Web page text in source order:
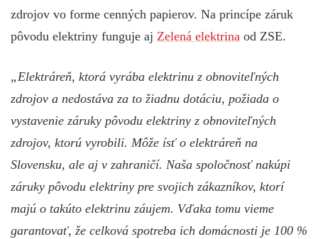
zdrojov vo forme cenných papierov. Na princípe záruk
pôvodu elektriny funguje aj Zelená elektrina od ZSE.
„Elektráreň, ktorá vyrába elektrinu z obnoviteľných
zdrojov a nedostáva za to žiadnu dotáciu, požiada o
vystavenie záruky pôvodu elektriny z obnoviteľných
zdrojov, ktorú vyrobili. Môže ísť o elektráreň na
Slovensku, ale aj v zahraničí. Naša spoločnosť nakúpi
záruky pôvodu elektriny pre svojich zákazníkov, ktorí
majú o takúto elektrinu záujem. Vďaka tomu vieme
garantovať, že celková spotreba ich domácnosti je 100 %